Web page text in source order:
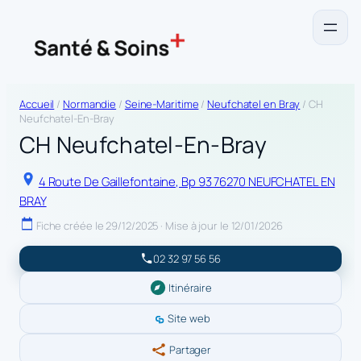
Accueil /Normandie / Seine-Maritime / Neufchatel en Bray / CH
Neufchatel-En-Bray
CH Neufchatel-En-Bray
4 Route De Gaillefontaine, Bp 93 76270 NEUFCHATEL EN
BRAY
Fiche créée le 29/12/2025 · Mise à jour le 12/01/2026
02 32 97 56 56
Itinéraire
Site web
Partager